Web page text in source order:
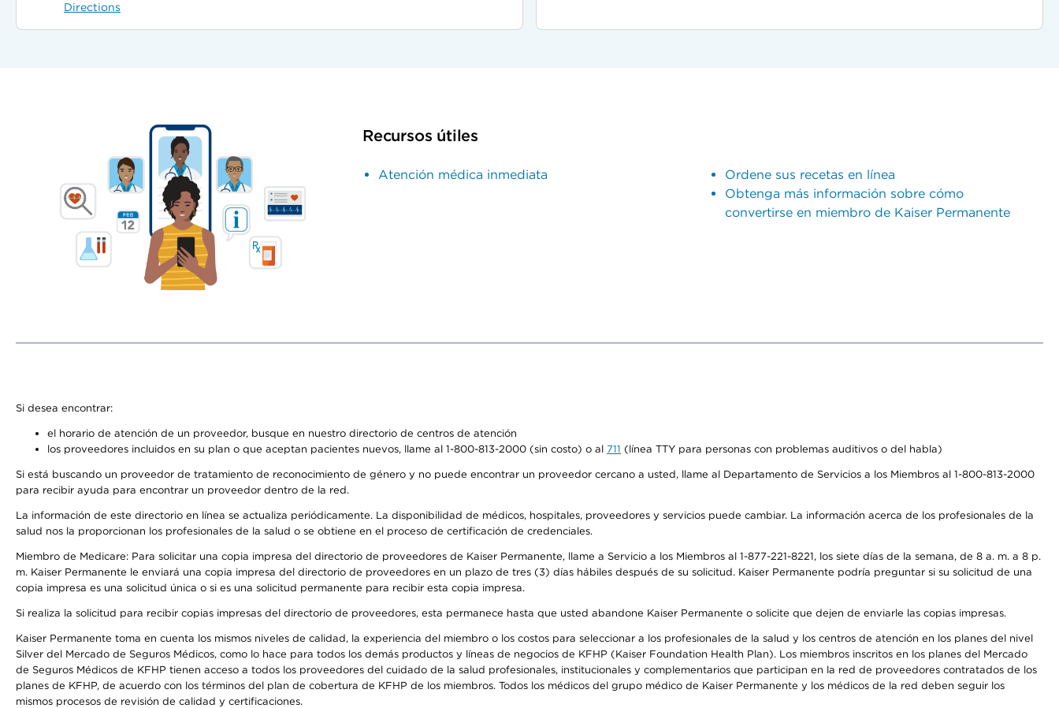
Directions
Recursos útiles
Atención médica inmediata
Ordene sus recetas en línea
Obtenga más información sobre cómo
convertirse en miembro de Kaiser Permanente
Si desea encontrar:
el horario de atención de un proveedor, busque en nuestro directorio de centros de atención
los proveedores incluidos en su plan o que aceptan pacientes nuevos, llame al 1-800-813-2000 (sin costo) o al 711 (línea TTY para personas con problemas auditivos o del habla)
Si está buscando un proveedor de tratamiento de reconocimiento de género y no puede encontrar un proveedor cercano a usted, llame al Departamento de Servicios a los Miembros al 1-800-813-2000
para recibir ayuda para encontrar un proveedor dentro de la red.
La información de este directorio en línea se actualiza periódicamente. La disponibilidad de médicos, hospitales, proveedores y servicios puede cambiar. La información acerca de los profesionales de la
salud nos la proporcionan los profesionales de la salud o se obtiene en el proceso de certificación de credenciales.
Miembro de Medicare: Para solicitar una copia impresa del directorio de proveedores de Kaiser Permanente, llame a Servicio a los Miembros al 1-877-221-8221, los siete días de la semana, de 8 a. m. a 8 p.
m. Kaiser Permanente le enviará una copia impresa del directorio de proveedores en un plazo de tres (3) días hábiles después de su solicitud. Kaiser Permanente podría preguntar si su solicitud de una
copia impresa es una solicitud única o si es una solicitud permanente para recibir esta copia impresa.
Si realiza la solicitud para recibir copias impresas del directorio de proveedores, esta permanece hasta que usted abandone Kaiser Permanente o solicite que dejen de enviarle las copias impresas.
Kaiser Permanente toma en cuenta los mismos niveles de calidad, la experiencia del miembro o los costos para seleccionar a los profesionales de la salud y los centros de atención en los planes del nivel
Silver del Mercado de Seguros Médicos, como lo hace para todos los demás productos y líneas de negocios de KFHP (Kaiser Foundation Health Plan). Los miembros inscritos en los planes del Mercado
de Seguros Médicos de KFHP tienen acceso a todos los proveedores del cuidado de la salud profesionales, institucionales y complementarios que participan en la red de proveedores contratados de los
planes de KFHP, de acuerdo con los términos del plan de cobertura de KFHP de los miembros. Todos los médicos del grupo médico de Kaiser Permanente y los médicos de la red deben seguir los
mismos procesos de revisión de calidad y certificaciones.